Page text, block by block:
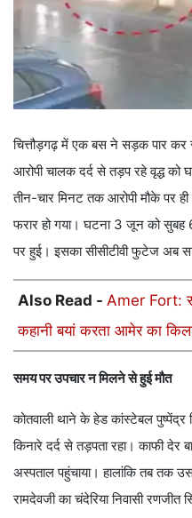
चित्तौड़गढ़ में एक बस ने सड़क पार कर
आरोपी चालक दर्द से तड़प रहे वृद्ध
तीन-चार मिनट तक आरोपी मौके पर
फरार हो गया। घटना 3 जून को सुबह
पर हुई। इसका सीसीटीवी फुटेज अब
Also Read - Amer Fort:
कहानी बयां करता आमेर का
समय पर उपचार न मिलने से हुई मौत
कोतवाली थाने के हेड कांस्टेबल
किनारे दर्द से तड़पता रहा। काफी देर
अस्पताल पहुंचाया। हालांकि तब तक
रामदेवजी का चंदेरिया निवासी